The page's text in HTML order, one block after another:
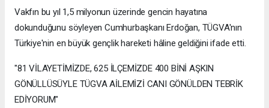
Vakfın bu yıl 1,5 milyonun üzerinde gencin hayatına
dokunduğunu söyleyen Cumhurbaşkanı Erdoğan, TÜGVA'nın
Türkiye'nin en büyük gençlik hareketi hâline geldiğini ifade etti.
"81 VİLAYETİMİZDE, 625 İLÇEMİZDE 400 BİNİ AŞKIN
GÖNÜLLÜSÜYLE TÜGVA AİLEMİZİ CANI GÖNÜLDEN TEBRİK
EDİYORUM"